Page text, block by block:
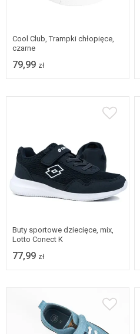
Cool Club, Trampki chłopięce,
czarne
79,99 zł
Buty sportowe dziecięce, mix,
Lotto Conect K
77,99 zł